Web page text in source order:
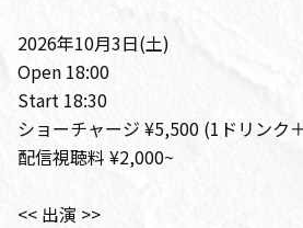
2026年10月3日(土)
Open 18:00
Start 18:30
ショーチャージ ¥5,500 (1ドリンク
配信視聴料 ¥2,000~
<< 出演 >>